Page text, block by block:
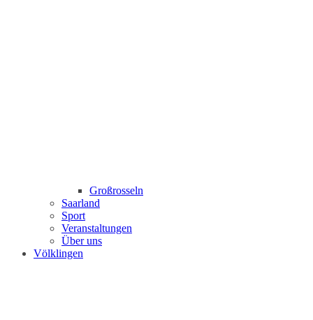
Großrosseln
Saarland
Sport
Veranstaltungen
Über uns
Völklingen